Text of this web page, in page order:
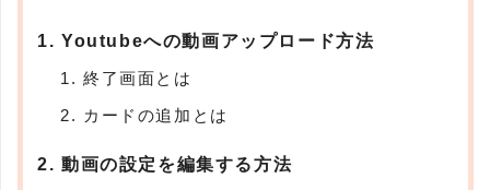
Youtubeへの動画アップロード方法
終了画面とは
カードの追加とは
動画の設定を編集する方法